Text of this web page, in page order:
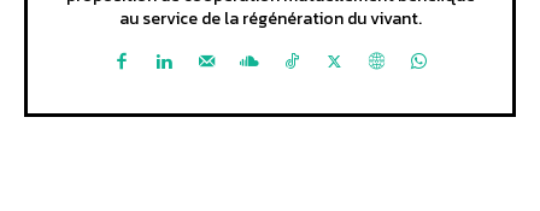
au service de la régénération du vivant.